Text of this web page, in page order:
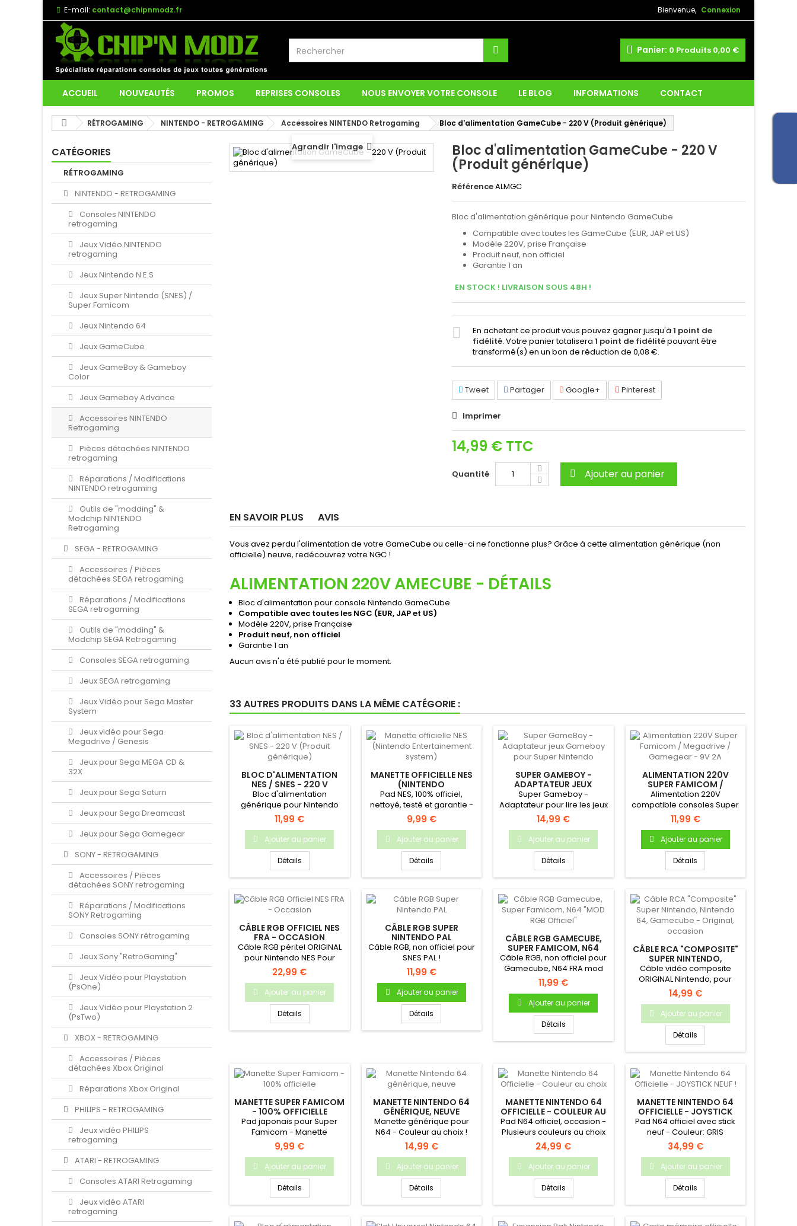
Bienvenue, Connexion
E-mail: contact@chipnmodz.fr
Panier: 0 Produits 0,00 €
ACCUEIL NOUVEAUTÉS PROMOS REPRISES CONSOLES NOUS ENVOYER VOTRE CONSOLE LE BLOG INFORMATIONS CONTACT
RÉTROGAMING NINTENDO - RETROGAMING Accessoires NINTENDO Retrogaming Bloc d'alimentation GameCube - 220 V (Produit générique)
CATÉGORIES
RÉTROGAMING
NINTENDO - RETROGAMING
Consoles NINTENDO
retrogaming
Jeux Vidéo NINTENDO
retrogaming
Jeux Nintendo N.E.S
Jeux Super Nintendo (SNES) /
Super Famicom
Jeux Nintendo 64
Jeux GameCube
Jeux GameBoy & Gameboy
Color
Jeux Gameboy Advance
Accessoires NINTENDO
Retrogaming
Pièces détachées NINTENDO
retrogaming
Réparations / Modifications
NINTENDO retrogaming
Outils de "modding" &
Modchip NINTENDO
Retrogaming
SEGA - RETROGAMING
Accessoires / Pièces
détachées SEGA retrogaming
Réparations / Modifications
SEGA retrogaming
Outils de "modding" &
Modchip SEGA Retrogaming
Consoles SEGA retrogaming
Jeux SEGA retrogaming
Jeux Vidéo pour Sega Master
System
Jeux vidéo pour Sega
Megadrive / Genesis
Jeux pour Sega MEGA CD &
32X
Jeux pour Sega Saturn
Jeux pour Sega Dreamcast
Jeux pour Sega Gamegear
SONY - RETROGAMING
Accessoires / Pièces
détachées SONY retrogaming
Réparations / Modifications
SONY Retrogaming
Consoles SONY rétrogaming
Jeux Sony "RetroGaming"
Jeux Vidéo pour Playstation
(PsOne)
Jeux Vidéo pour Playstation 2
(PsTwo)
XBOX - RETROGAMING
Accessoires / Pièces
détachées Xbox Original
Réparations Xbox Original
PHILIPS - RETROGAMING
Jeux vidéo PHILIPS
retrogaming
ATARI - RETROGAMING
Consoles ATARI Retrogaming
Jeux vidéo ATARI
retrogaming
Agrandir l'image Bloc d'alimentation GameCube - 220 V
(Produit générique)
RéférenceALMGC
Bloc d'alimentation générique pour Nintendo GameCube
Compatible avec toutes les GameCube (EUR, JAP et US)
Modèle 220V, prise Française
Produit neuf, non officiel
Garantie 1 an
EN STOCK ! LIVRAISON SOUS 48H !
En achetant ce produit vous pouvez gagner jusqu'à1 point de
fidélité. Votre panier totalisera1 point de fidélitépouvant être
transformé(s) en un bon de réduction de0,08 €.
Tweet Partager Google+ Pinterest
Imprimer
14,99 € TTC
Quantité Ajouter au panier
EN SAVOIR PLUS AVIS
Vous avez perdu l'alimentation de votre GameCube ou celle-ci ne fonctionne plus? Grâce à cette alimentation générique (non
officielle) neuve, redécouvrez votre NGC !
ALIMENTATION 220V AMECUBE - DÉTAILS
Bloc d'alimentation pour console Nintendo GameCube
Compatible avec toutes les NGC (EUR, JAP et US)
Modèle 220V, prise Française
Produit neuf, non officiel
Garantie 1 an
Aucun avis n'a été publié pour le moment.
33 AUTRES PRODUITS DANS LA MÊME CATÉGORIE :
BLOC D'ALIMENTATION
NES / SNES - 220 V
(PRODUIT GÉNÉRIQUE)
Bloc d'alimentation
générique pour Nintendo
NES & Super Nintendo...
11,99 €
Ajouter au panier
Détails
MANETTE OFFICIELLE NES
(NINTENDO
ENTERTAINEMENT SYSTEM)
Pad NES, 100% officiel,
nettoyé, testé et garantie -
Manette de jeu pour...
9,99 €
Ajouter au panier
Détails
SUPER GAMEBOY -
ADAPTATEUR JEUX
GAMEBOY POUR SUPER
NINTENDO
Super Gameboy -
Adaptateur pour lire les jeux
Gameboy sur Super
Nintendo
14,99 €
Ajouter au panier
Détails
ALIMENTATION 220V
SUPER FAMICOM /
MEGADRIVE / GAMEGEAR
- 9V 2A
Alimentation 220V
compatible consoles Super
Famicom, Megadrive &
Gamegear...
11,99 €
Ajouter au panier
Détails
CÂBLE RGB OFFICIEL NES
FRA - OCCASION
Câble RGB péritel ORIGINAL
pour Nintendo NES Pour
console NES Française...
22,99 €
Ajouter au panier
Détails
CÂBLE RGB SUPER
NINTENDO PAL
Câble RGB, non officiel pour
SNES PAL !
11,99 €
Ajouter au panier
Détails
CÂBLE RGB GAMECUBE,
SUPER FAMICOM, N64
"MOD RGB OFFICIEL"
Câble RGB, non officiel pour
Gamecube, N64 FRA mod
RGB & SFC (SNES JAP) /...
11,99 €
Ajouter au panier
Détails
CÂBLE RCA "COMPOSITE"
SUPER NINTENDO,
NINTENDO 64, GAMECUBE
- ORIGINAL, OCCASION
Câble vidéo composite
ORIGINAL Nintendo, pour
console SNES, N64 &...
14,99 €
Ajouter au panier
Détails
MANETTE SUPER FAMICOM
- 100% OFFICIELLE
Pad japonais pour Super
Famicom - Manette
démontée, nettoyée, testée
et...
9,99 €
Ajouter au panier
Détails
MANETTE NINTENDO 64
GÉNÉRIQUE, NEUVE
Manette générique pour
N64 - Couleur au choix !
14,99 €
Ajouter au panier
Détails
MANETTE NINTENDO 64
OFFICIELLE - COULEUR AU
CHOIX
Pad N64 officiel, occasion -
Plusieurs couleurs au choix
24,99 €
Ajouter au panier
Détails
MANETTE NINTENDO 64
OFFICIELLE - JOYSTICK
NEUF !
Pad N64 officiel avec stick
neuf - Couleur: GRIS
34,99 €
Ajouter au panier
Détails